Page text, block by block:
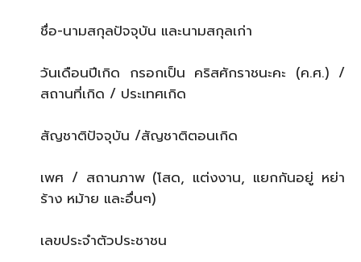
ชื่อ-นามสกุลปัจจุบัน และนามสกุลเก่า
วันเดือนปีเกิด กรอกเป็น คริสศักราชนะคะ (ค.ศ.) /
สถานที่เกิด / ประเทศเกิด
สัญชาติปัจจุบัน /สัญชาติตอนเกิด
เพศ / สถานภาพ (โสด, แต่งงาน, แยกกันอยู่ หย่า
ร้าง หม้าย และอื่นๆ)
เลขประจำตัวประชาชน